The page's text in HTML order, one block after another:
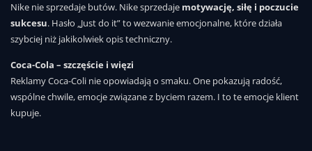
Nike nie sprzedaje butów. Nike sprzedaje motywację, siłę i poczucie
sukcesu. Hasło „Just do it” to wezwanie emocjonalne, które działa
szybciej niż jakikolwiek opis techniczny.
Coca-Cola – szczęście i więzi
Reklamy Coca-Coli nie opowiadają o smaku. One pokazują radość,
wspólne chwile, emocje związane z byciem razem. I to te emocje klient
kupuje.